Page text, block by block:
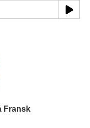
Fransk